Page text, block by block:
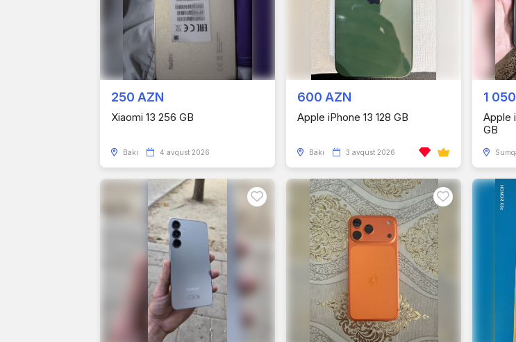
250 AZN
Xiaomi 13 256 GB
Bakı 4 avqust 2026
600 AZN
Apple iPhone 13 128 GB
Bakı 3 avqust 2026
1
Apple
GB